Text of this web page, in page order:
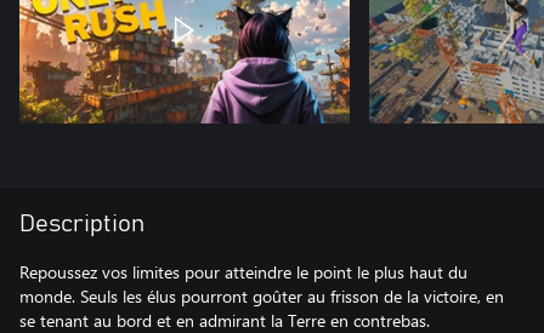
Description
Repoussez vos limites pour atteindre le point le plus haut du
monde. Seuls les élus pourront goûter au frisson de la victoire, en
se tenant au bord et en admirant la Terre en contrebas.